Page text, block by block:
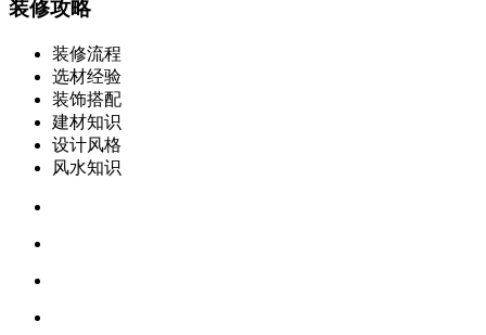
装修攻略
装修流程
选材经验
装饰搭配
建材知识
设计风格
风水知识